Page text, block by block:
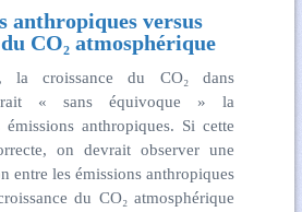
anthropiques versus
CO₂ atmosphérique
la croissance du CO₂ dans
« sans équivoque » la
émissions anthropiques. Si cette
on devrait observer une
entre les émissions anthropiques
du CO₂ atmosphérique